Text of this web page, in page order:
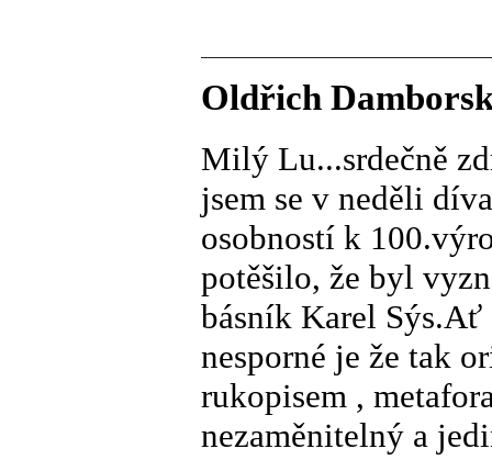
Oldřich
Milý Lu...srdečně
jsem se v neděli
osobností k
potěšilo, že byl
básník Karel
nesporné je že tak
rukopisem ,
nezaměnitelný a